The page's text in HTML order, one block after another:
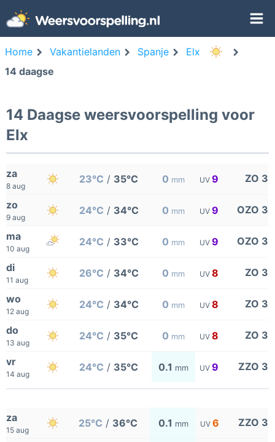
Home Vakantielanden Spanje
Elx
14 daagse
14 Daagse weersvoorspelling voor
Elx
za
8 aug
23°C / 35°C 0 mm UV 9 ZO 3
zo
9 aug
24°C / 34°C 0 mm UV 9 OZO 3
ma
10 aug
24°C / 33°C 0 mm UV 9 OZO 3
di
11 aug
26°C / 34°C 0 mm UV 8 ZO 3
wo
12 aug
24°C / 34°C 0 mm UV 8 ZO 3
do
13 aug
24°C / 35°C 0 mm UV 8 ZO 3
vr
14 aug
24°C / 35°C 0.1 mm UV 9 ZZO 3
za
15 aug
25°C / 36°C 0.1 mm UV 6 ZZO 3